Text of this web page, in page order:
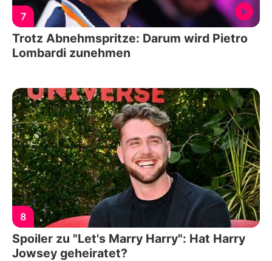
7
Trotz Abnehmspritze: Darum wird Pietro
Lombardi zunehmen
8
Spoiler zu "Let's Marry Harry": Hat Harry
Jowsey geheiratet?